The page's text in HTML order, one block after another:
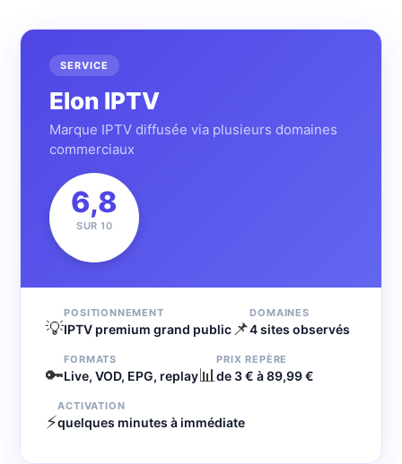
SERVICE
Elon IPTV
Marque IPTV diffusée via plusieurs domaines
commerciaux
6,8
SUR 10
💡
POSITIONNEMENT
IPTV premium grand public📌
DOMAINES
4 sites observés
🔑
FORMATS
Live, VOD, EPG, replay📊
PRIX REPÈRE
de 3 € à 89,99 €
⚡
ACTIVATION
quelques minutes à immédiate